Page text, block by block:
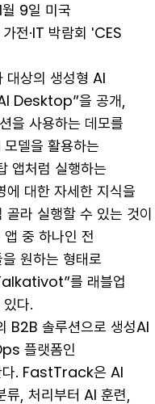
9일 미국
전·IT 박람회 'CES
대상의 생성형 AI
Desktop”을 공개,
을 사용하는 데모를
델을 활용하는
앱처럼 실행하는
에 대한 자세한 지식을
라 실행할 수 있는 것이
중 하나인 전
원하는 형태로
를 래블업
다.
B2B 솔루션으로 생성AI
플랫폼인
. FastTrack은 AI
, 처리부터 AI 훈련,